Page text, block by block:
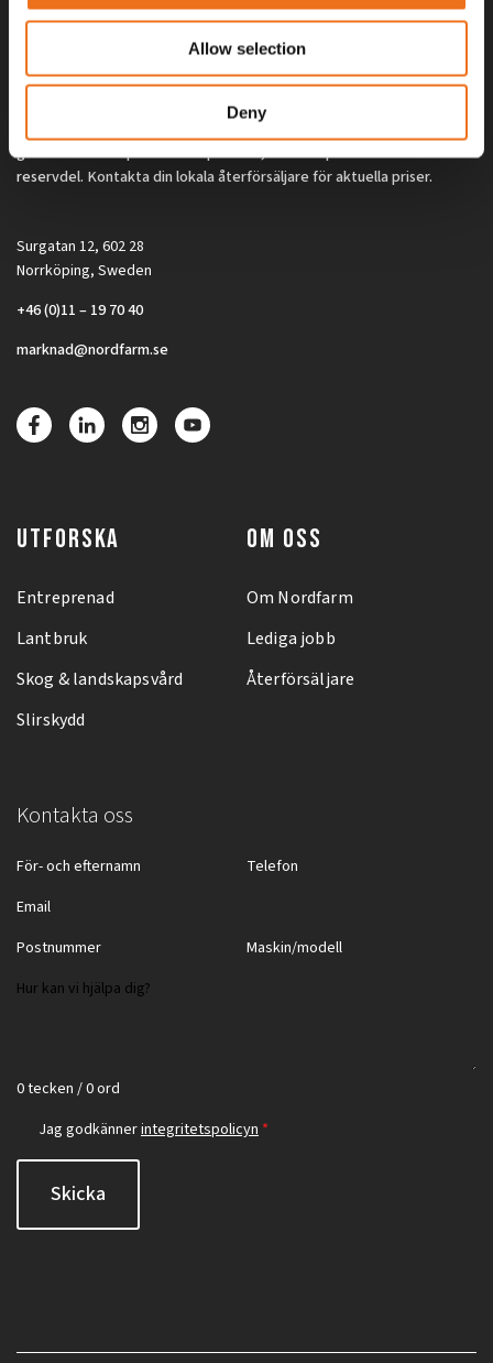
Allow selection
Deny
Alla priser på tillbehör och tillval gäller vid köp av ny maskin. Priserna
gäller inte vid köp av enskild produkt, till exempel
reservdel. Kontakta din lokala återförsäljare för aktuella priser.
Surgatan 12, 602 28
Norrköping, Sweden
+46 (0)11 – 19 70 40
marknad@nordfarm.se
UTFORSKA
Entreprenad
Lantbruk
Skog & landskapsvård
Slirskydd
OM OSS
Om Nordfarm
Lediga jobb
Återförsäljare
Kontakta oss
0 tecken / 0 ord
Jag godkännerintegritetspolicyn *
Skicka